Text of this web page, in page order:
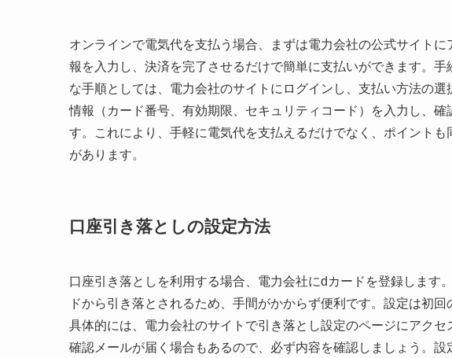
オンラインで電気代を支払う場合、まずは電力会社の公式サイト
報を入力し、決済を完了させるだけで簡単に支払いができます。
な手順としては、電力会社のサイトにログインし、支払い方法の
情報（カード番号、有効期限、セキュリティコード）を入力し、
す。これにより、手軽に電気代を支払えるだけでなく、ポイント
があります。
口座引き落としの設定方法
口座引き落としを利用する場合、電力会社にdカードを登録します
ドから引き落とされるため、手間がかからず便利です。設定は初
具体的には、電力会社のサイトで引き落とし設定のページにアク
確認メールが届く場合もあるので、必ず内容を確認しましょう。